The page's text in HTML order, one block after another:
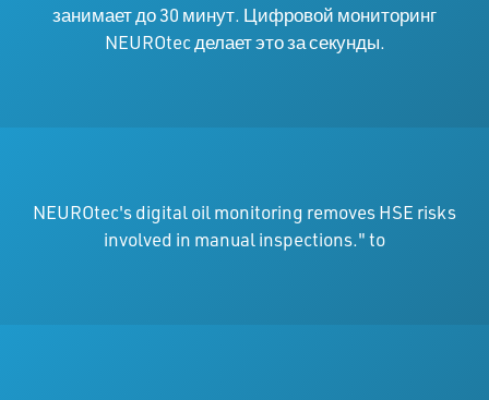
занимает до 30 минут. Цифровой мониторинг
NEUROtec делает это за секунды.
NEUROtec's digital oil monitoring removes HSE risks
involved in manual inspections." to